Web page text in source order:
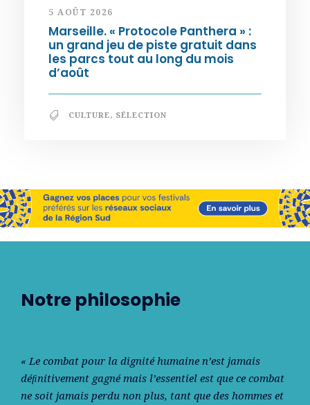
5 AOÛT 2026
Marseille. « Protocole Panthera » :
un grand jeu de piste gratuit dans
les parcs tout au long du mois
d’août
CULTURE, SÉLECTION
Notre philosophie
« Le combat pour la dignité humaine n’est jamais
déﬁnitivement gagné mais l’essentiel est que ce combat
ne soit jamais perdu non plus, tant que des hommes et